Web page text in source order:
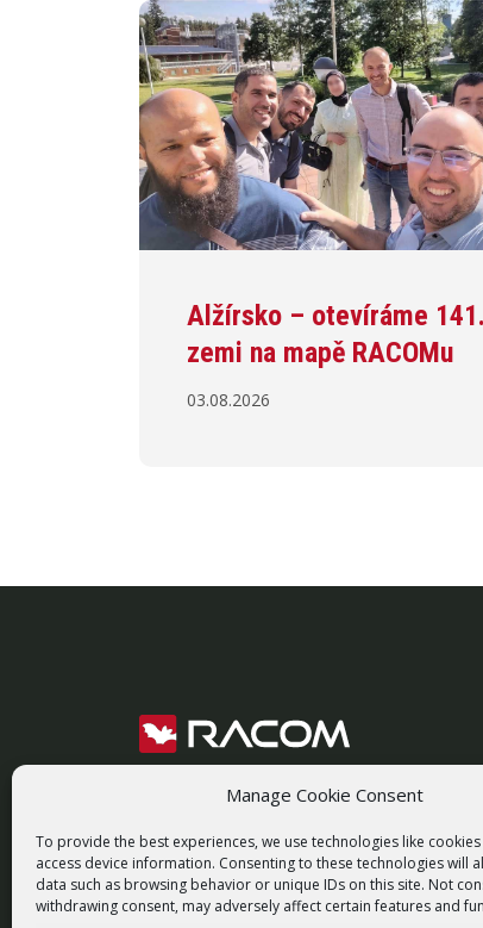
Manage Cookie Consent
To provide the best experiences, we use technologies like
access device information. Consenting to these technologies will
data such as browsing behavior or unique IDs on this site. Not
withdrawing consent, may adversely affect certain features and
Alžírsko – otevíráme 141.
zemi na mapě RACOMu
03.08.2026
racom@racom.eu
+420 722 937 522